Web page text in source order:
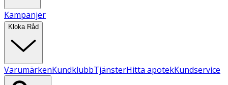
Kampanjer
Kloka Råd
VarumärkenKundklubbTjänsterHitta apotekKundservice